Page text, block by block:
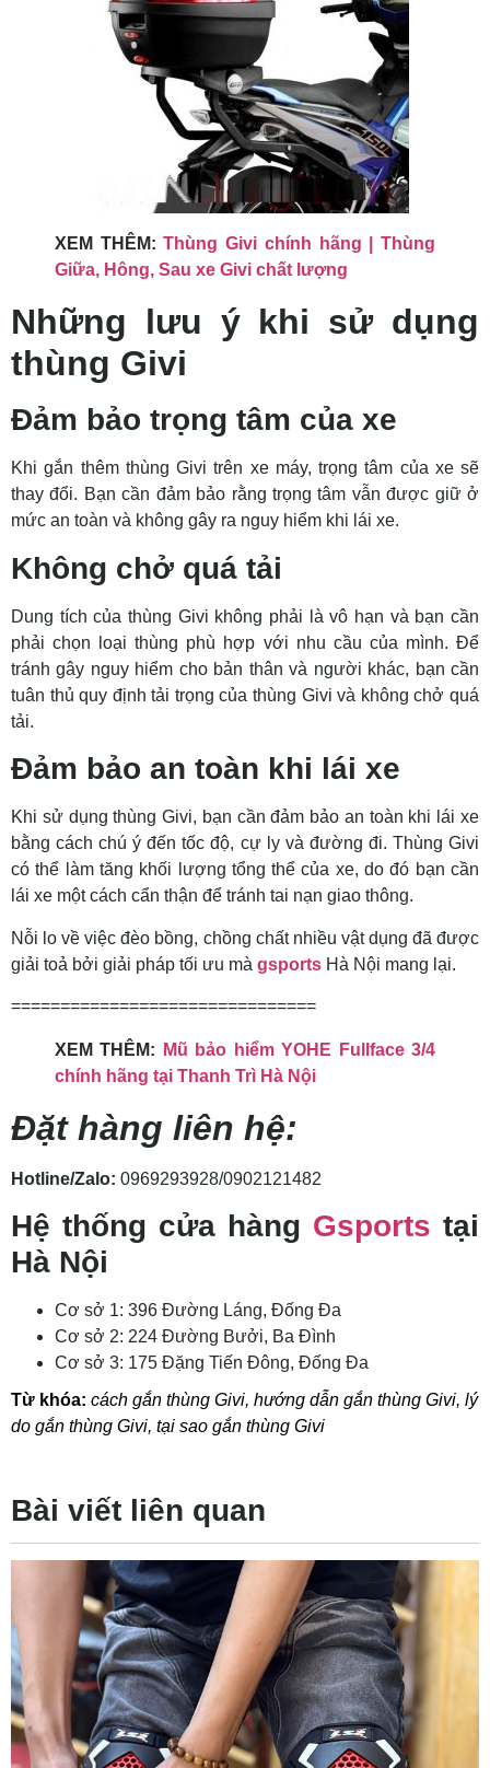
XEM THÊM:Thùng Givi chính hãng | Thùng
Giữa, Hông, Sau xe Givi chất lượng
Những lưu ý khi sử dụng
thùng Givi
Đảm bảo trọng tâm của xe
Khi gắn thêm thùng Givi trên xe máy, trọng tâm của xe sẽ
thay đổi. Bạn cần đảm bảo rằng trọng tâm vẫn được giữ ở
mức an toàn và không gây ra nguy hiểm khi lái xe.
Không chở quá tải
Dung tích của thùng Givi không phải là vô hạn và bạn cần
phải chọn loại thùng phù hợp với nhu cầu của mình. Để
tránh gây nguy hiểm cho bản thân và người khác, bạn cần
tuân thủ quy định tải trọng của thùng Givi và không chở quá
tải.
Đảm bảo an toàn khi lái xe
Khi sử dụng thùng Givi, bạn cần đảm bảo an toàn khi lái xe
bằng cách chú ý đến tốc độ, cự ly và đường đi. Thùng Givi
có thể làm tăng khối lượng tổng thể của xe, do đó bạn cần
lái xe một cách cẩn thận để tránh tai nạn giao thông.
Nỗi lo về việc đèo bồng, chồng chất nhiều vật dụng đã được
giải toả bởi giải pháp tối ưu mà gsports Hà Nội mang lại.
===============================
XEM THÊM:
Mũ bảo hiểm YOHE Fullface 3/4
chính hãng tại Thanh Trì Hà Nội
Đặt hàng liên hệ:
Hotline/Zalo: 0969293928/0902121482
Hệ thống cửa hàng Gsports tại
Hà Nội
Cơ sở 1: 396 Đường Láng, Đống Đa
Cơ sở 2: 224 Đường Bưởi, Ba Đình
Cơ sở 3: 175 Đặng Tiến Đông, Đống Đa
Từ khóa: cách gắn thùng Givi, hướng dẫn gắn thùng Givi, lý
do gắn thùng Givi, tại sao gắn thùng Givi
Bài viết liên quan